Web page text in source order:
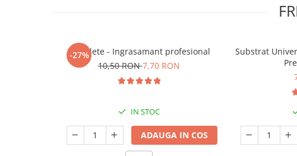
-27%
5 Tablete - Ingrasamant profesional
10,50 RON7,70 RON
IN STOC
ADAUGA IN COS
Substrat